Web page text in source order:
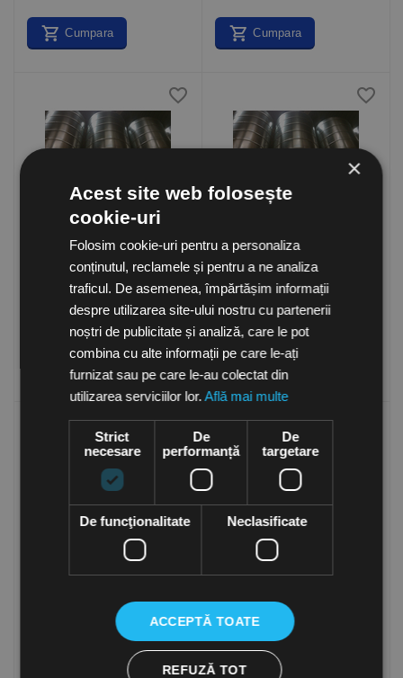
Cumpara Cumpara
Tubulatura circulara SPIRO
Ø250, tronson de 3 m
lungime
130.90Lei
Cumpara
Tubulatura circulara SPIRO
Ø315, tronson de 3 m
lungime
in stoc
167.90Lei
Cumpara
Cot la 90° circular presat,
Cot la 90° circular presat,
42.90Lei
(TVA inclusa)
×
Acest site web folosește
cookie-uri
Folosim cookie-uri pentru a personaliza
conținutul, reclamele și pentru a ne analiza
traficul. De asemenea, împărtășim informații
despre utilizarea site-ului nostru cu partenerii
noștri de publicitate și analiză, care le pot
combina cu alte informații pe care le-ați
furnizat sau pe care le-au colectat din
utilizarea serviciilor lor.Află mai multe
Strict
necesare
De
performanță
De
targetare
De funcţionalitate Neclasificate
ACCEPTĂ TOATE
REFUZĂ TOT